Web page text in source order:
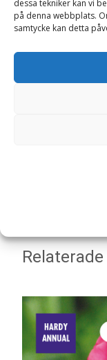
dessa tekniker kan vi
på denna webbplats.
samtycke kan detta
Spara mitt